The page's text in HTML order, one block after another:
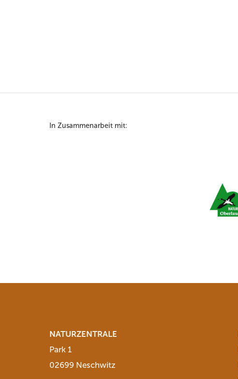
In Zusammenarbeit mit:
NATURZENTRALE
Park 1
02699 Neschwitz